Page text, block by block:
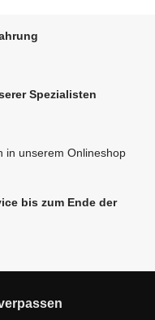
Spezialisten
in unserem Onlineshop
bis zum Ende der